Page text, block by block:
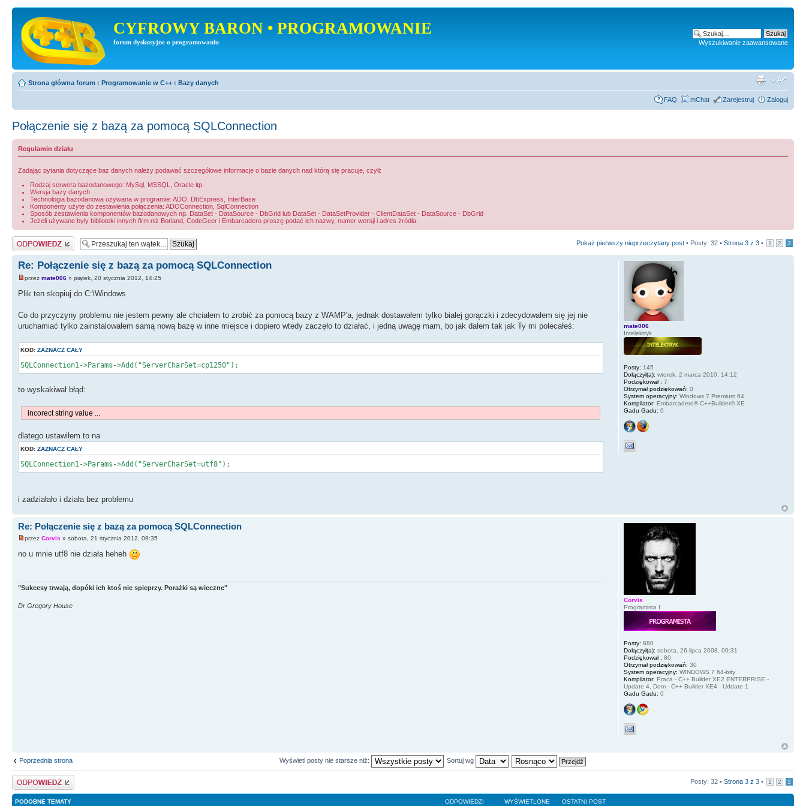
CYFROWY BARON • PROGRAMOWANIE
forum dyskusyjne o programowaniu Wyszukiwanie zaawansowane
Strona główna forum ‹ Programowanie w C++ ‹ Bazy danych
FAQ mChat Zarejestruj Zaloguj
Połączenie się z bazą za pomocą SQLConnection
Regulamin działu
Zadając pytania dotyczące baz danych należy podawać szczegółowe informacje o bazie danych nad którą się pracuje, czyli:
Rodzaj serwera bazodanowego: MySql, MSSQL, Oracle itp.
Wersja bazy danych
Technologia bazodanowa używana w programie: ADO, DbExpress, InterBase
Komponenty użyte do zestawienia połączenia: ADOConnection, SqlConnection
Sposób zestawienia komponentów bazodanowych np. DataSet - DataSource - DbGrid lub DataSet - DataSetProvider - ClientDataSet - DataSource - DbGrid
Jeżeli używane były biblioteki innych firm niż Borland, CodeGeer i Embarcadero proszę podać ich nazwy, numer wersji i adres źródła.
Odpowiedz Pokaż pierwszy nieprzeczytany post • Posty: 32 • Strona 3 z 3 • 1 2 3
Re: Połączenie się z bazą za pomocą SQLConnection
przez mate006 » piątek, 20 stycznia 2012, 14:25
Plik ten skopiuj do C:\Windows
Co do przyczyny problemu nie jestem pewny ale chciałem to zrobić za pomocą bazy z WAMP'a, jednak dostawałem tylko białej gorączki i zdecydowałem się jej nie
uruchamiać tylko zainstalowałem samą nową bazę w inne miejsce i dopiero wtedy zaczęło to działać, i jedną uwagę mam, bo jak dałem tak jak Ty mi polecałeś:
KOD: ZAZNACZ CAŁY
SQLConnection1->Params->Add("ServerCharSet=cp1250");
to wyskakiwał błąd:
incorect string value ...
dlatego ustawiłem to na
KOD: ZAZNACZ CAŁY
SQLConnection1->Params->Add("ServerCharSet=utf8");
i zadziałało i działa bez problemu
mate006
Intelektryk
Posty: 145
Dołączył(a): wtorek, 2 marca 2010, 14:12
Podziękował : 7
Otrzymał podziękowań: 0
System operacyjny: Windows 7 Premium 64
Kompilator: Embarcadero® C++Builder® XE
Gadu Gadu: 0
Re: Połączenie się z bazą za pomocą SQLConnection
przez Corvis » sobota, 21 stycznia 2012, 09:35
no u mnie utf8 nie działa heheh
"Sukcesy trwają, dopóki ich ktoś nie spieprzy. Porażki są wieczne"
Dr Gregory House
Corvis
Programista I
Posty: 880
Dołączył(a): sobota, 26 lipca 2008, 00:31
Podziękował : 80
Otrzymał podziękowań: 30
System operacyjny: WINDOWS 7 64-bity
Kompilator: Praca - C++ Builder XE2 ENTERPRISE -
Update 4, Dom - C++ Builder XE4 - Uddate 1
Gadu Gadu: 0
Poprzednia strona Wyświetl posty nie starsze niż: Sortuj wg
Odpowiedz Posty: 32 • Strona 3 z 3 • 1 2 3
PODOBNE TEMATY ODPOWIEDZI WYŚWIETLONE OSTATNI POST